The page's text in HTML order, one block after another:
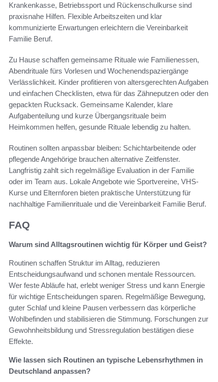
Krankenkasse, Betriebssport und Rückenschulkurse sind
praxisnahe Hilfen. Flexible Arbeitszeiten und klar
kommunizierte Erwartungen erleichtern die Vereinbarkeit
Familie Beruf.
Zu Hause schaffen gemeinsame Rituale wie Familienessen,
Abendrituale fürs Vorlesen und Wochenendspaziergänge
Verlässlichkeit. Kinder profitieren von altersgerechten Aufgaben
und einfachen Checklisten, etwa für das Zähneputzen oder den
gepackten Rucksack. Gemeinsame Kalender, klare
Aufgabenteilung und kurze Übergangsrituale beim
Heimkommen helfen, gesunde Rituale lebendig zu halten.
Routinen sollten anpassbar bleiben: Schichtarbeitende oder
pflegende Angehörige brauchen alternative Zeitfenster.
Langfristig zahlt sich regelmäßige Evaluation in der Familie
oder im Team aus. Lokale Angebote wie Sportvereine, VHS-
Kurse und Elternforen bieten praktische Unterstützung für
nachhaltige Familienrituale und die Vereinbarkeit Familie Beruf.
FAQ
Warum sind Alltagsroutinen wichtig für Körper und Geist?
Routinen schaffen Struktur im Alltag, reduzieren
Entscheidungsaufwand und schonen mentale Ressourcen.
Wer feste Abläufe hat, erlebt weniger Stress und kann Energie
für wichtige Entscheidungen sparen. Regelmäßige Bewegung,
guter Schlaf und kleine Pausen verbessern das körperliche
Wohlbefinden und stabilisieren die Stimmung. Forschungen zur
Gewohnheitsbildung und Stressregulation bestätigen diese
Effekte.
Wie lassen sich Routinen an typische Lebensrhythmen in
Deutschland anpassen?